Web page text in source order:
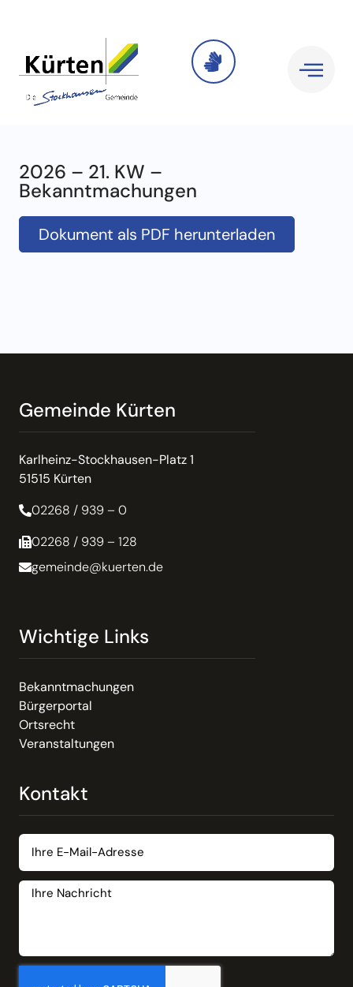
2026 – 21. KW –
Bekanntmachungen
Dokument als PDF herunterladen
Gemeinde Kürten
Karlheinz-Stockhausen-Platz 1
51515 Kürten
02268 / 939 – 0
02268 / 939 – 128
gemeinde@kuerten.de
Wichtige Links
Bekanntmachungen
Bürgerportal
Ortsrecht
Veranstaltungen
Kontakt